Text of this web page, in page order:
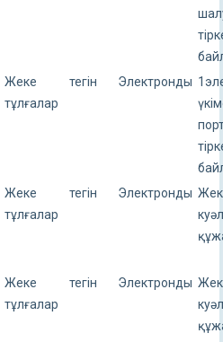
Жеке
тұлғалар
тегін Электронды
Жеке
тұлғалар
тегін Электронды
Жеке
тұлғалар
тегін Электронды